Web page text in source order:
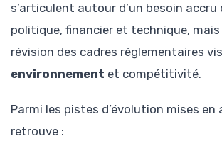
s’articulent autour d’un besoin accru
politique, financier et technique, mais
révision des cadres réglementaires
environnement et compétitivité.
Parmi les pistes d’évolution mises en
retrouve :